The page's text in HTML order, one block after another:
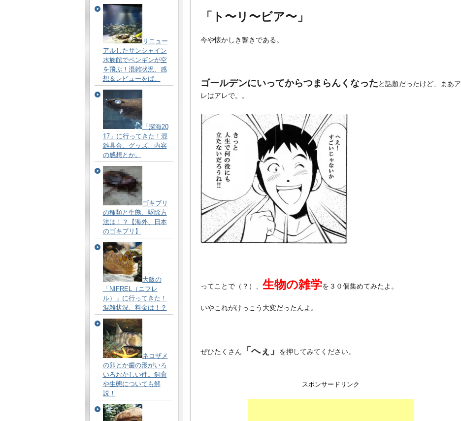
「ト〜リ〜ビア〜」
今や懐かしき響きである。
ゴールデンにいってからつまらんくなったと話題だったけど、まあア
レはアレで。。
ってことで（？）、 生物の雑学を３０個集めてみたよ。
いやこれがけっこう大変だったんよ。
ぜひたくさん 「へぇ」 を押してみてください。
スポンサードリンク
リニュー
アルしたサンシャイン
水族館でペンギンが空
を飛ぶ！混雑状況、感
想＆レビューをば。
「深海20
17」に行ってきた！混
雑具合、グッズ、内容
の感想とか。
ゴキブリ
の種類と生態、駆除方
法は！？【海外、日本
のゴキブリ】
大阪の
「NIFREL（ニフレ
ル）」に行ってきた！
混雑状況、料金は！？
ネコザメ
の卵とか歯の形がいろ
いろおかしい件。飼育
や生態についても解
説！